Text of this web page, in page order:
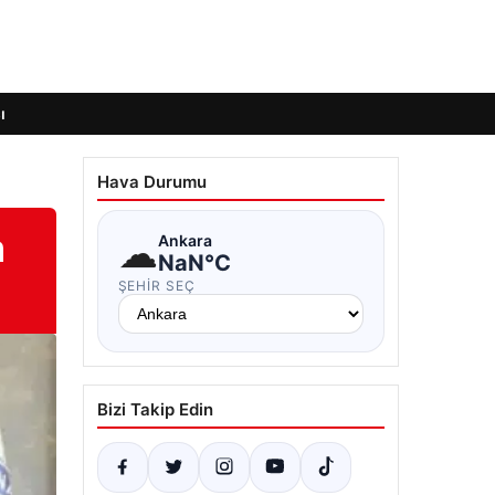
Hava Durumu
☁Ankara
NaN°C
ŞEHIR SEÇ
Bizi Takip Edin